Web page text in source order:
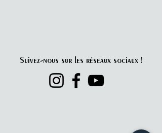
Suivez-nous sur les réseaux sociaux !